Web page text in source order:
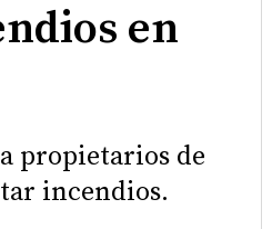
en
propietarios de
incendios.